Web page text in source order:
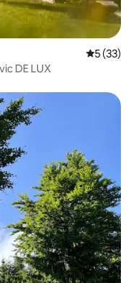
Xếp hạng
5 (33)
DE LUX